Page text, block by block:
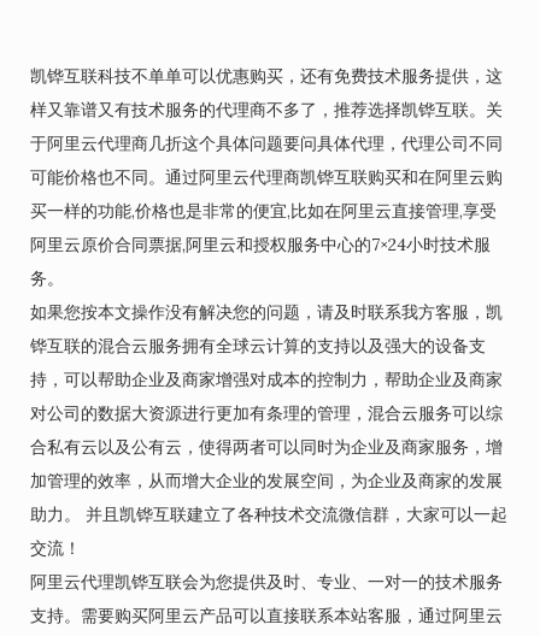
凯铧互联科技不单单可以优惠购买，还有免费技术服务提供，这
样又靠谱又有技术服务的代理商不多了，推荐选择凯铧互联。关
于阿里云代理商几折这个具体问题要问具体代理，代理公司不同
可能价格也不同。通过阿里云代理商凯铧互联购买和在阿里云购
买一样的功能,价格也是非常的便宜,比如在阿里云直接管理,享受
阿里云原价合同票据,阿里云和授权服务中心的7×24小时技术服
务。
如果您按本文操作没有解决您的问题，请及时联系我方客服，凯
铧互联的混合云服务拥有全球云计算的支持以及强大的设备支
持，可以帮助企业及商家增强对成本的控制力，帮助企业及商家
对公司的数据大资源进行更加有条理的管理，混合云服务可以综
合私有云以及公有云，使得两者可以同时为企业及商家服务，增
加管理的效率，从而增大企业的发展空间，为企业及商家的发展
助力。 并且凯铧互联建立了各种技术交流微信群，大家可以一起
交流！
阿里云代理凯铧互联会为您提供及时、专业、一对一的技术服务
支持。需要购买阿里云产品可以直接联系本站客服，通过阿里云